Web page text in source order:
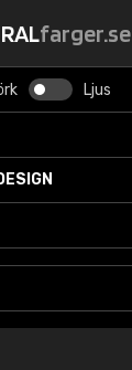
RALfarger.se
Ljus